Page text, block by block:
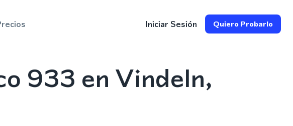
Iniciar Sesión Quiero Probarlo
933 en Vindeln,